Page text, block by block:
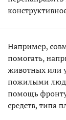
Например,
помогать,
животных или
пожилыми
помощь
средств, типа